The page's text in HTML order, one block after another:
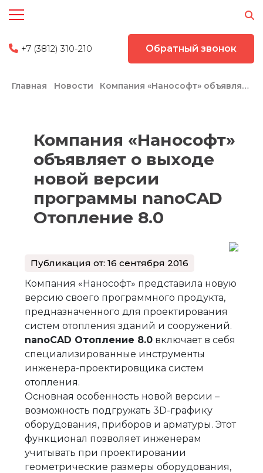
+7 (3812) 310-210 Обратный звонок
Главная Новости Компания «Нанософт» объявляет о выходе новой версии программы nanoCAD Отопление 8.0
Компания «Нанософт»
объявляет о выходе
новой версии
программы nanoCAD
Отопление 8.0
Публикация от: 16 сентября 2016
Компания «Нанософт» представила новую
версию своего программного продукта,
предназначенного для проектирования
систем отопления зданий и сооружений.
nanoCAD Отопление 8.0 включает в себя
специализированные инструменты
инженера-проектировщика систем
отопления.
Основная особенность новой версии –
возможность подгружать 3D-графику
оборудования, приборов и арматуры. Этот
функционал позволяет инженерам
учитывать при проектировании
геометрические размеры оборудования,